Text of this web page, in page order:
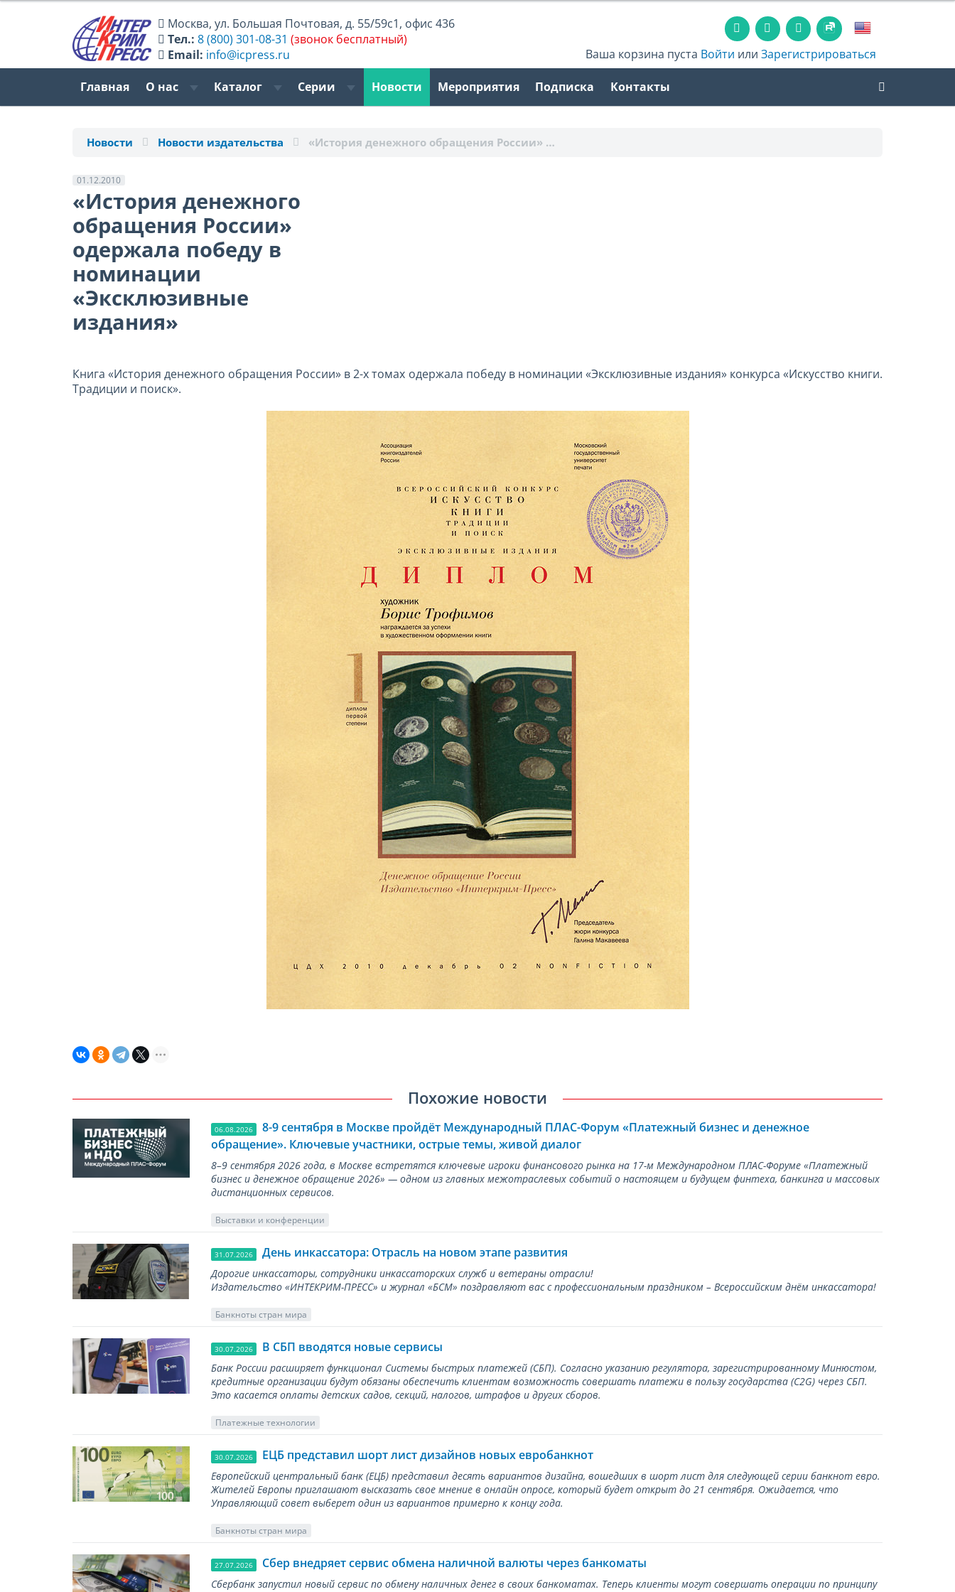
Москва,ул. Большая Почтовая, д. 55/59с1, офис 436
Тел.: 8 (800) 301-08-31 (звонок бесплатный)
Email: info@icpress.ru Ваша корзина пуста Войти илиЗарегистрироваться
Главная О нас Каталог Серии Новости Мероприятия Подписка Контакты
Новости Новости издательства «История денежного обращения России» …
01.12.2010
«История денежного
обращения России»
одержала победу в
номинации
«Эксклюзивные
издания»
Книга «История денежного обращения России» в 2-х томах одержала победу в номинации «Эксклюзивные издания» конкурса «Искусство книги.
Традиции и поиск».
Похожие новости
06.08.2026
8-9 сентября в Москве пройдёт Международный ПЛАС-Форум «Платежный бизнес и денежное
обращение». Ключевые участники, острые темы, живой диалог
8–9 сентября 2026 года, в Москве встретятся ключевые игроки финансового рынка на 17-м Международном ПЛАС-Форуме «Платежный
бизнес и денежное обращение 2026» — одном из главных межотраслевых событий о настоящем и будущем финтеха, банкинга и массовых
дистанционных сервисов.
Выставки и конференции
31.07.2026 День инкассатора: Отрасль на новом этапе развития
Дорогие инкассаторы, сотрудники инкассаторских служб и ветераны отрасли!
Издательство «ИНТЕКРИМ-ПРЕСС» и журнал «БСМ» поздравляют вас с профессиональным праздником – Всероссийским днём инкассатора!
Банкноты стран мира
30.07.2026 В СБП вводятся новые сервисы
Банк России расширяет функционал Системы быстрых платежей (СБП). Согласно указанию регулятора, зарегистрированному Минюстом,
кредитные организации будут обязаны обеспечить клиентам возможность совершать платежи в пользу государства (С2G) через СБП.
Это касается оплаты детских садов, секций, налогов, штрафов и других сборов.
Платежные технологии
30.07.2026 ЕЦБ представил шорт лист дизайнов новых евробанкнот
Европейский центральный банк (ЕЦБ) представил десять вариантов дизайна, вошедших в шорт лист для следующей серии банкнот евро.
Жителей Европы приглашают высказать свое мнение в онлайн опросе, который будет открыт до 21 сентября. Ожидается, что
Управляющий совет выберет один из вариантов примерно к концу года.
Банкноты стран мира
27.07.2026 Сбер внедряет сервис обмена наличной валюты через банкоматы
Сбербанк запустил новый сервис по обмену наличных денег в своих банкоматах. Теперь клиенты могут совершать операции по принципу